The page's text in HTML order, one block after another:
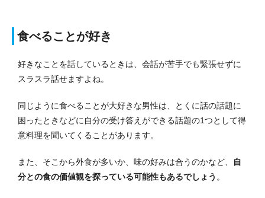
食べることが好き
好きなことを話しているときは、会話が苦手でも緊張せずに
スラスラ話せますよね。
同じように食べることが大好きな男性は、とくに話の話題に
困ったときなどに自分の受け答えができる話題の1つとして得
意料理を聞いてくることがあります。
また、そこから外食が多いか、味の好みは合うのかなど、
自
分との食の価値観を探っている可能性もあるでしょう 。